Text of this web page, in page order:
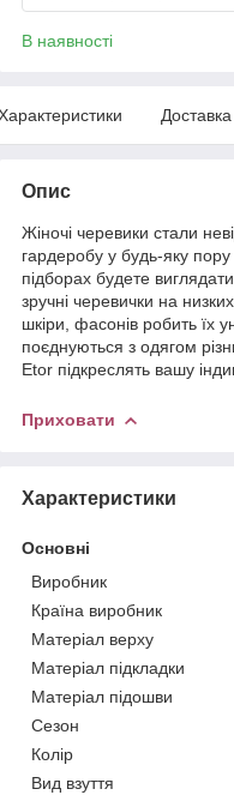
В наявності
Доставка
Опис
Жіночі черевики стали
гардеробу у будь-яку
підборах будете
зручні черевички на
шкіри, фасонів робить їх
поєднуються з одягом
Etor підкреслять вашу
Приховати
Характеристики
Основні
Виробник
Країна виробник
Матеріал верху
Матеріал підкладки
Матеріал підошви
Сезон
Колір
Вид взуття